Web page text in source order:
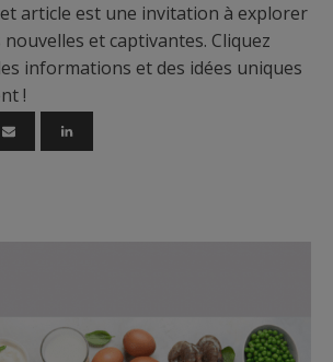
article est une invitation à explorer
et captivantes. Cliquez
informations et des idées uniques
!